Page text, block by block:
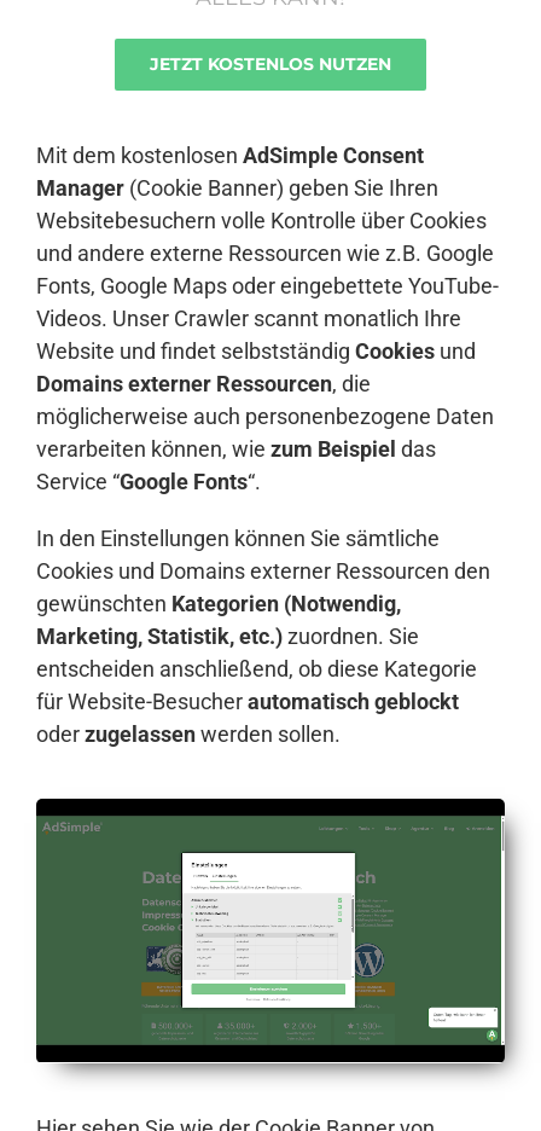
JETZT KOSTENLOS NUTZEN
Mit dem kostenlosen AdSimple Consent
Manager (Cookie Banner) geben Sie Ihren
Websitebesuchern volle Kontrolle über Cookies
und andere externe Ressourcen wie z.B. Google
Fonts, Google Maps oder eingebettete YouTube-
Videos. Unser Crawler scannt monatlich Ihre
Website und findet selbstständig Cookies und
Domains externer Ressourcen, die
möglicherweise auch personenbezogene Daten
verarbeiten können, wie zum Beispiel das
Service “Google Fonts“.
In den Einstellungen können Sie sämtliche
Cookies und Domains externer Ressourcen den
gewünschten Kategorien (Notwendig,
Marketing, Statistik, etc.)zuordnen. Sie
entscheiden anschließend, ob diese Kategorie
für Website-Besucherautomatisch geblockt
oderzugelassenwerden sollen.